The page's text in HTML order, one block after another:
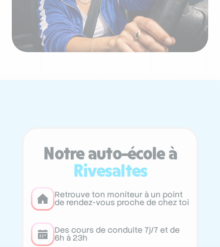
Notre auto-école à
Rivesaltes
Retrouve ton moniteur à un point
de rendez-vous proche de chez toi
Des cours de conduite 7j/7 et de
6h à 23h